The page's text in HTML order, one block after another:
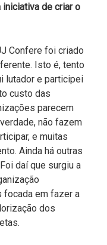
iniciativa de criar o
Confere foi criado
Isto é, tento
lutador e participei
custo das
parecem
não fazem
e muitas
Ainda há outras
daí que surgiu a
focada em fazer a
dos